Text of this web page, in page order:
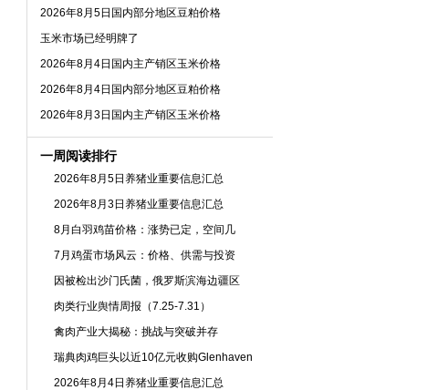
2026年8月5日国内部分地区豆粕价格
玉米市场已经明牌了
2026年8月4日国内主产销区玉米价格
2026年8月4日国内部分地区豆粕价格
2026年8月3日国内主产销区玉米价格
一周阅读排行
2026年8月5日养猪业重要信息汇总
2026年8月3日养猪业重要信息汇总
8月白羽鸡苗价格：涨势已定，空间几
7月鸡蛋市场风云：价格、供需与投资
因被检出沙门氏菌，俄罗斯滨海边疆区
肉类行业舆情周报（7.25-7.31）
禽肉产业大揭秘：挑战与突破并存
瑞典肉鸡巨头以近10亿元收购Glenhaven
2026年8月4日养猪业重要信息汇总